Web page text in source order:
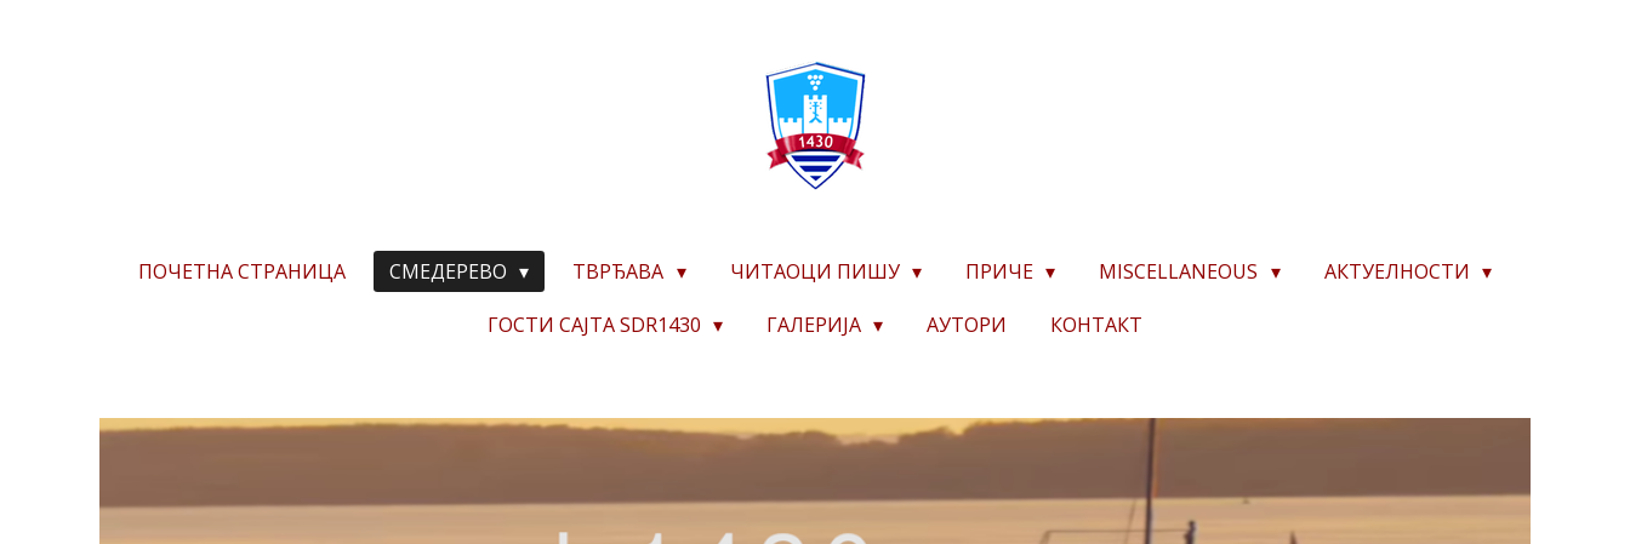
ПОЧЕТНА СТРАНИЦА СМЕДЕРЕВО ТВРЂАВА ЧИТАОЦИ ПИШУ ПРИЧЕ MISCELLANEOUS
АКТУЕЛНОСТИ
ГОСТИ САЈТА SDR1430
ГАЛЕРИЈА АУТОРИ КОНТАКТ